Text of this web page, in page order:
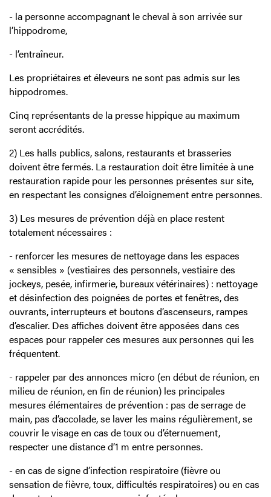
- la personne accompagnant le cheval à son arrivée sur
l’hippodrome,
- l’entraîneur.
Les propriétaires et éleveurs ne sont pas admis sur les
hippodromes.
Cinq représentants de la presse hippique au maximum
seront accrédités.
2) Les halls publics, salons, restaurants et brasseries
doivent être fermés. La restauration doit être limitée à une
restauration rapide pour les personnes présentes sur site,
en respectant les consignes d’éloignement entre personnes.
3) Les mesures de prévention déjà en place restent
totalement nécessaires :
- renforcer les mesures de nettoyage dans les espaces
« sensibles » (vestiaires des personnels, vestiaire des
jockeys, pesée, infirmerie, bureaux vétérinaires) : nettoyage
et désinfection des poignées de portes et fenêtres, des
ouvrants, interrupteurs et boutons d’ascenseurs, rampes
d’escalier. Des affiches doivent être apposées dans ces
espaces pour rappeler ces mesures aux personnes qui les
fréquentent.
- rappeler par des annonces micro (en début de réunion, en
milieu de réunion, en fin de réunion) les principales
mesures élémentaires de prévention : pas de serrage de
main, pas d’accolade, se laver les mains régulièrement, se
couvrir le visage en cas de toux ou d’éternuement,
respecter une distance d’1 m entre personnes.
- en cas de signe d’infection respiratoire (fièvre ou
sensation de fièvre, toux, difficultés respiratoires) ou en cas